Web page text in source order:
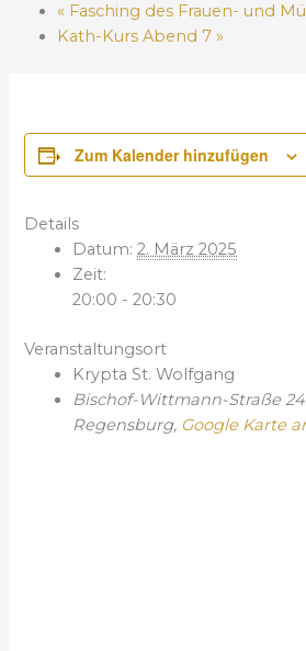
« Fasching des Frauen- und
Kath-Kurs Abend 7 »
Zum Kalender hinzufügen
Details
Datum: 2. März 2025
Zeit:
20:00 - 20:30
Veranstaltungsort
Krypta St. Wolfgang
Bischof-Wittmann-Straße 24
Regensburg, Google Karte